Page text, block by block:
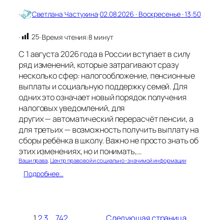
· Светлана Частухина·02.08.2026 · Воскресенье · 13:50
· 25· Время чтения:8 минут
С 1 августа 2026 года в России вступает в силу
ряд изменений, которые затрагивают сразу
несколько сфер: налогообложение, пенсионные
выплаты и социальную поддержку семей. Для
одних это означает новый порядок получения
налоговых уведомлений, для
других — автоматический перерасчёт пенсии, а
для третьих — возможность получить выплату на
сборы ребёнка в школу. Важно не просто знать об
этих изменениях, но и понимать,…
Ваши права, Центр правовой и социально-значимой информации
Подробнее…